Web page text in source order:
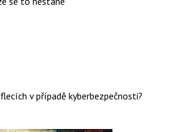
v případě kyberbezpečnosti?